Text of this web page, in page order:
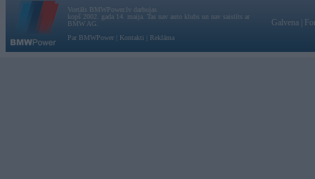
Vortāls BMWPower.lv darbojas
kopš 2002. gada 14. maija. Tas nav auto klubs un nav saistīts ar
BMW AG.
Par BMWPower
Kontakti Reklāma
Galvena